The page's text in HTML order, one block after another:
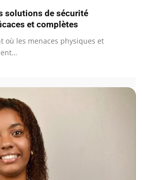
solutions de sécurité
et complètes
où les menaces physiques et